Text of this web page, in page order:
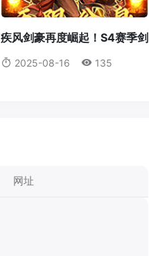
疾风剑豪再度崛起！S4赛季剑
豪输出机制全解析
2025-08-16 135